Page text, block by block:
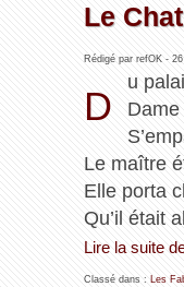
Le
Rédigé par refOK -
D
u
Le maître
Elle porta
Qu’il était
Lire la suite
Classé dans : Les